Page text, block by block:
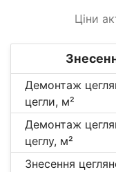
Ціни
Демонтаж
цегли, м²
Демонтаж
цеглу, м²
Знесення